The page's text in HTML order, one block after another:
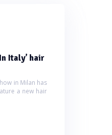
Italy’ hair
in Milan has
a new hair